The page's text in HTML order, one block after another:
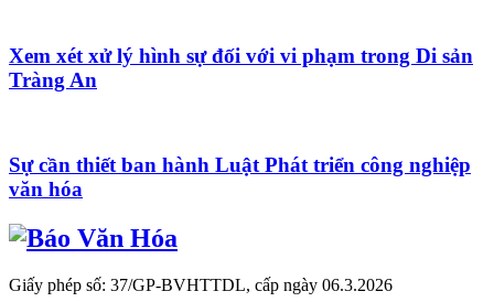
Xem xét xử lý hình sự đối với vi phạm trong Di sản
Tràng An
Sự cần thiết ban hành Luật Phát triển công nghiệp
văn hóa
Giấy phép số: 37/GP-BVHTTDL, cấp ngày 06.3.2026